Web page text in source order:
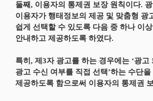
둘째, 이용자의 통제권 보장 원칙이다.
이용자가 행태정보의 제공 및 맞춤형 광
쉽게 선택할 수 있도록 다음 중 하나 이
안내하고 제공하도록 하였다.
특히, 제3자 광고를 하는 경우에는 ‘광고
광고 수신 여부를 직접 선택’하는 수단을
제공하도록 함으로써 이용자의 통제권